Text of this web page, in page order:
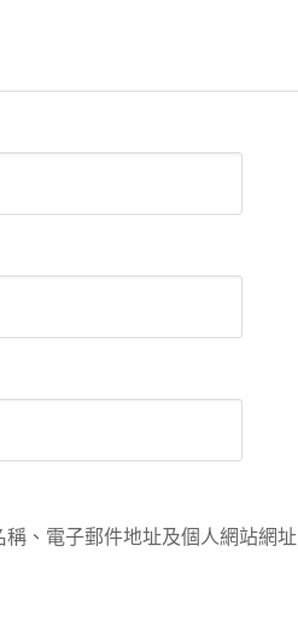
稱、電子郵件地址及個人網站網